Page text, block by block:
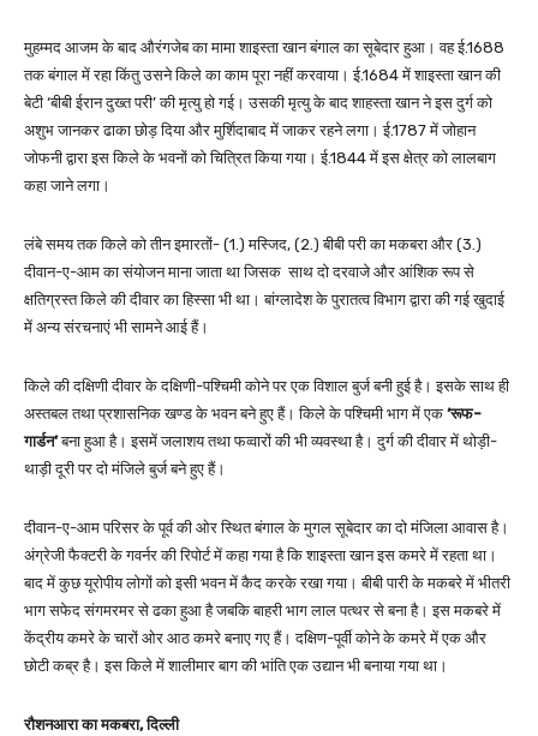
मुहम्मद आजम के बाद औरंगजेब का मामा शाइस्ता खान बंगाल का सूबेदार हुआ। वह ई.1688
तक बंगाल में रहा किंतु उसने किले का काम पूरा नहीं करवाया। ई.1684 में शाइस्ता खान की
बेटी ‘बीबी ईरान दुख्त परी’ की मृत्यु हो गई। उसकी मृत्यु के बाद शाहस्ता खान ने इस दुर्ग को
अशुभ जानकर ढाका छोड़ दिया और मुर्शिदाबाद में जाकर रहने लगा। ई.1787 में जोहान
जोफनी द्वारा इस किले के भवनों को चित्रित किया गया। ई.1844 में इस क्षेत्र को लालबाग
कहा जाने लगा।
लंबे समय तक किले को तीन इमारतों- (1.) मस्जिद, (2.) बीबी परी का मकबरा और (3.)
दीवान-ए-आम का संयोजन माना जाता था जिसक साथ दो दरवाजे और आंशिक रूप से
क्षतिग्रस्त किले की दीवार का हिस्सा भी था। बांग्लादेश के पुरातत्व विभाग द्वारा की गई खुदाई
में अन्य संरचनाएं भी सामने आई हैं।
किले की दक्षिणी दीवार के दक्षिणी-पश्चिमी कोने पर एक विशाल बुर्ज बनी हुई है। इसके साथ ही
अस्तबल तथा प्रशासनिक खण्ड के भवन बने हुए हैं। किले के पश्चिमी भाग में एक ‘रूफ-
गार्डन’बना हुआ है। इसमें जलाशय तथा फव्वारों की भी व्यवस्था है। दुर्ग की दीवार में थोड़ी-
थाड़ी दूरी पर दो मंजिले बुर्ज बने हुए हैं।
दीवान-ए-आम परिसर के पूर्व की ओर स्थित बंगाल के मुगल सूबेदार का दो मंजिला आवास है।
अंग्रेजी फैक्टरी के गवर्नर की रिपोर्ट में कहा गया है कि शाइस्ता खान इस कमरे में रहता था।
बाद में कुछ यूरोपीय लोगों को इसी भवन में कैद करके रखा गया। बीबी पारी के मकबरे में भीतरी
भाग सफेद संगमरमर से ढका हुआ है जबकि बाहरी भाग लाल पत्थर से बना है। इस मकबरे में
केंद्रीय कमरे के चारों ओर आठ कमरे बनाए गए हैं। दक्षिण-पूर्वी कोने के कमरे में एक और
छोटी कब्र है। इस किले में शालीमार बाग की भांति एक उद्यान भी बनाया गया था।
रौशनआरा का मकबरा, दिल्ली